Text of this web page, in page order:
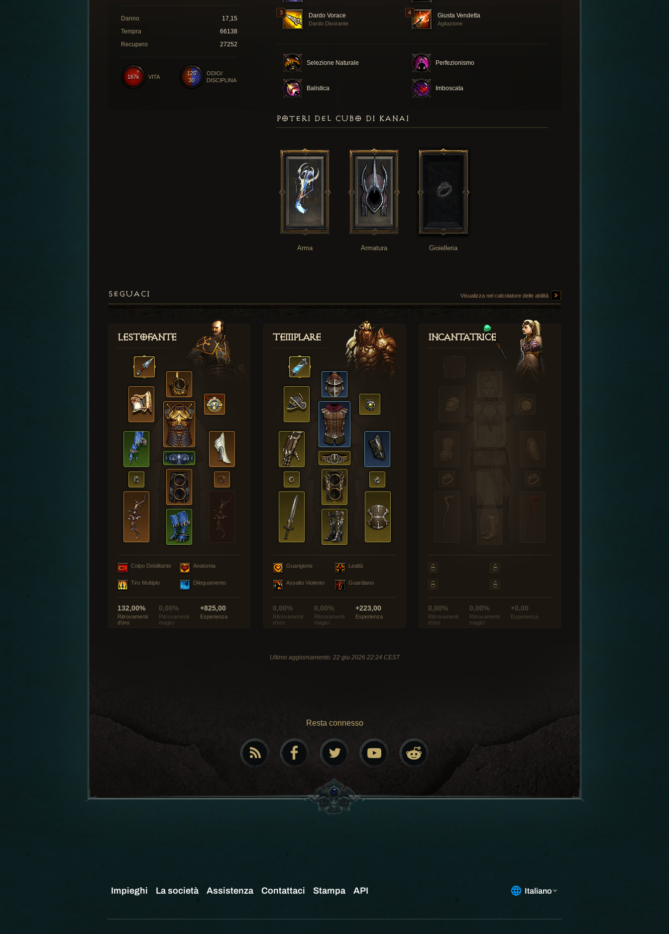
Dardo Vorace
Dardo Divorante
Giusta Vendetta
Agitazione
Selezione Naturale Perfezionismo
Balistica Imboscata
Danno
17,15
Tempra
66138
Recupero
27252
125
30
ODIO/
DISCIPLINA
167k VITA
POTERI DEL CUBO DI KANAI
Arma Armatura Gioielleria
SEGUACI Visualizza nel calcolatore delle abilità
Lestofante
Colpo Debilitante Anatomia
Tiro Multiplo Dileguamento
132,00%
Ritrovamenti
d’oro
0,00%
Ritrovamenti
magici
+825,00
Esperienza
Templare
Guarigione Lealtà
Assalto Violento Guardiano
0,00%
Ritrovamenti
d’oro
0,00%
Ritrovamenti
magici
+223,00
Esperienza
Incantatrice
0,00%
Ritrovamenti
d’oro
0,00%
Ritrovamenti
magici
+0,00
Esperienza
Ultimo aggiornamento: 22 giu 2026 22:24 CEST
Resta connesso